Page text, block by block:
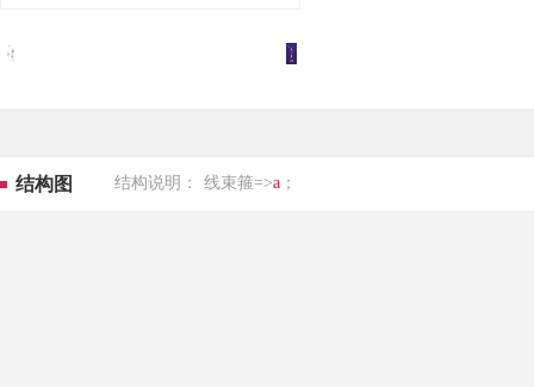
结构图 结构说明： 线束箍=>a ；